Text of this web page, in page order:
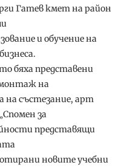
Гатев кмет на район
и обучение на
бяха представени
на
на състезание, арт
за
представящи
новите учебни